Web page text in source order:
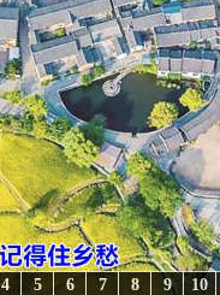
10
9
8
7
6
5
4